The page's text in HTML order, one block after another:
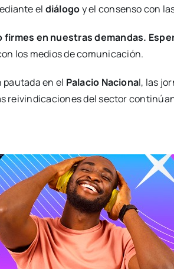
el diálogoy el consenso con
en nuestras demandas.
los medios de comunicación.
en el Palacio Nacional, las
reivindicaciones del sector